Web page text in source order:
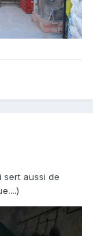
sert aussi de